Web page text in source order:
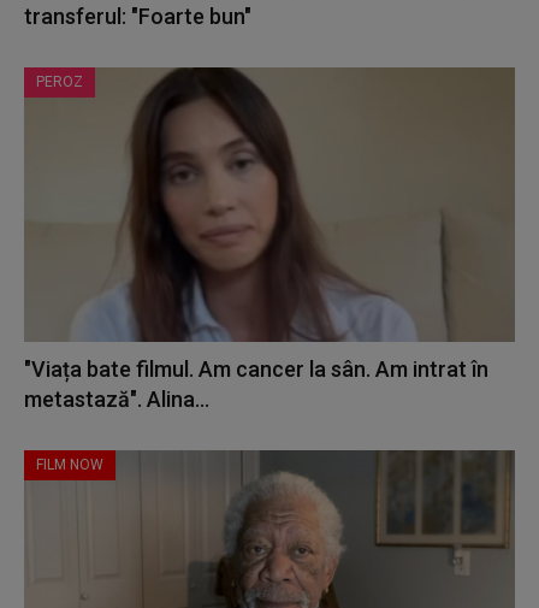
transferul: "Foarte bun"
PEROZ
"Viața bate filmul. Am cancer la sân. Am intrat în
metastază". Alina...
FILM NOW